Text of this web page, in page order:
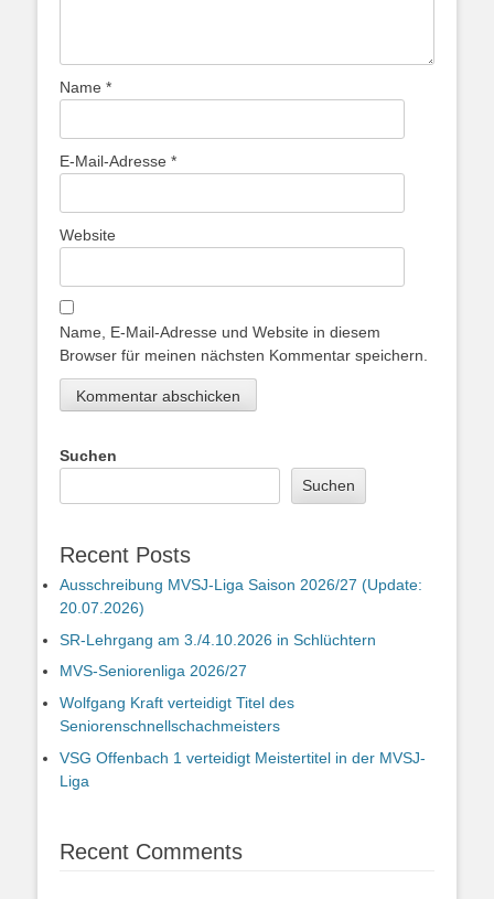
Name *
E-Mail-Adresse *
Website
Name, E-Mail-Adresse und Website in diesem
Browser für meinen nächsten Kommentar speichern.
Suchen
Suchen
Recent Posts
Ausschreibung MVSJ-Liga Saison 2026/27 (Update:
20.07.2026)
SR-Lehrgang am 3./4.10.2026 in Schlüchtern
MVS-Seniorenliga 2026/27
Wolfgang Kraft verteidigt Titel des
Seniorenschnellschachmeisters
VSG Offenbach 1 verteidigt Meistertitel in der MVSJ-
Liga
Recent Comments